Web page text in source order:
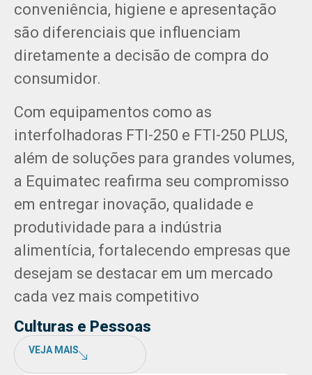
conveniência, higiene e apresentação
são diferenciais que influenciam
diretamente a decisão de compra do
consumidor.
Com equipamentos como as
interfolhadoras FTI-250 e FTI-250 PLUS,
além de soluções para grandes volumes,
a Equimatec reafirma seu compromisso
em entregar inovação, qualidade e
produtividade para a indústria
alimentícia, fortalecendo empresas que
desejam se destacar em um mercado
cada vez mais competitivo
Culturas e Pessoas
VEJA MAIS